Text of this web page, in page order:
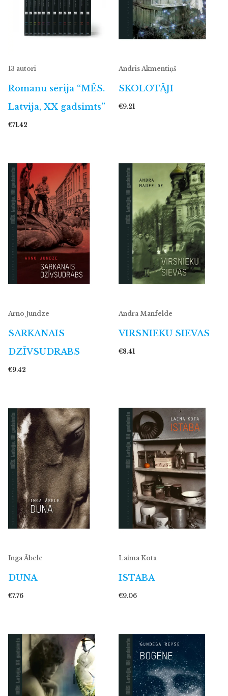
13 autori
Romānu sērija “MĒS.
Latvija, XX gadsimts”
€71.42
Andris Akmentiņš
SKOLOTĀJI
€9.21
Arno Jundze
SARKANAIS
DZĪVSUDRABS
€9.42
Andra Manfelde
VIRSNIEKU SIEVAS
€8.41
Inga Ābele
DUNA
€7.76
Laima Kota
ISTABA
€9.06